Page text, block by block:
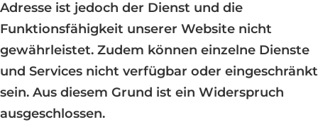
Adresse ist jedoch der Dienst und die
Funktionsfähigkeit unserer Website nicht
gewährleistet. Zudem können einzelne Dienste
und Services nicht verfügbar oder eingeschränkt
sein. Aus diesem Grund ist ein Widerspruch
ausgeschlossen.